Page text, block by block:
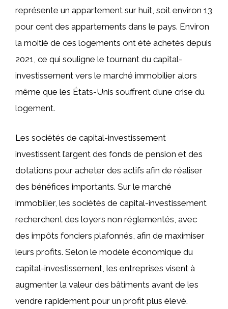
représente un appartement sur huit, soit environ 13
pour cent des appartements dans le pays. Environ
la moitié de ces logements ont été achetés depuis
2021, ce qui souligne le tournant du capital-
investissement vers le marché immobilier alors
même que les États-Unis souffrent d’une crise du
logement.
Les sociétés de capital-investissement
investissent l’argent des fonds de pension et des
dotations pour acheter des actifs afin de réaliser
des bénéfices importants. Sur le marché
immobilier, les sociétés de capital-investissement
recherchent des loyers non réglementés, avec
des impôts fonciers plafonnés, afin de maximiser
leurs profits. Selon le modèle économique du
capital-investissement, les entreprises visent à
augmenter la valeur des bâtiments avant de les
vendre rapidement pour un profit plus élevé.